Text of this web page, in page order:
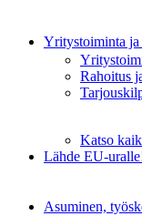
Yritystoiminta ja
Rahoitus
Katso
Lähde EU-
Asuminen,